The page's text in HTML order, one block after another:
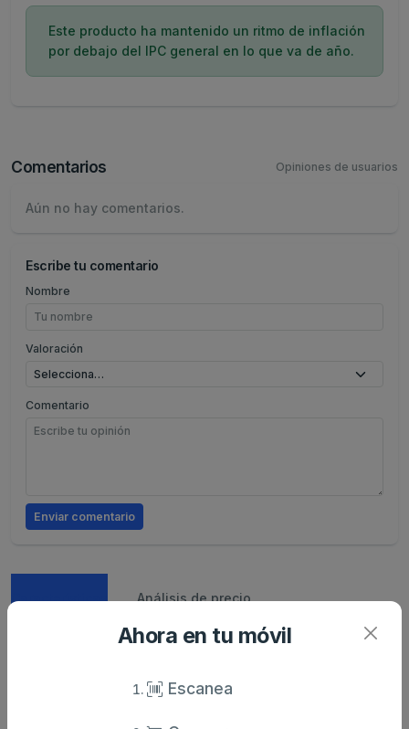
Este producto ha mantenido un ritmo de inflación
por debajo del IPC general en lo que va de año.
Comentarios Opiniones de usuarios
Aún no hay comentarios.
Escribe tu comentario
Nombre
Valoración
Comentario
Enviar comentario
Caracteristicas Análisis de precio
Ahora en tu móvil
Escanea